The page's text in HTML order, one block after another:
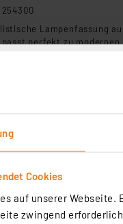
Cookies
auf unserer
zwingend
Lampenfassung
perfekt zu
aus